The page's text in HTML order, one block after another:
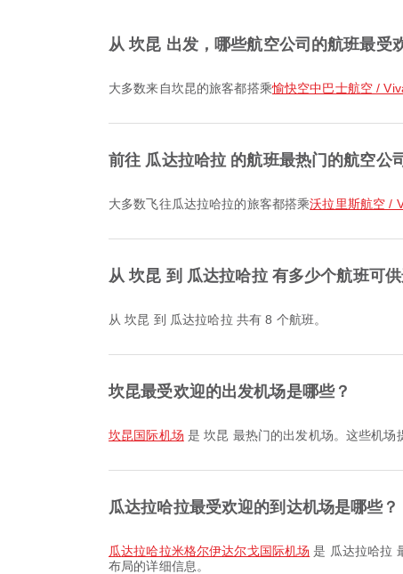
从 坎昆 出发，哪些航空公司的航班最受
大多数来自坎昆的旅客都搭乘愉快空中巴士航空 /
前往 瓜达拉哈拉 的航班最热门的航空公
大多数飞往瓜达拉哈拉的旅客都搭乘沃拉里斯航空 /
从 坎昆 到 瓜达拉哈拉 有多少个航班可供
从 坎昆 到 瓜达拉哈拉 共有 8 个航班。
坎昆最受欢迎的出发机场是哪些？
坎昆国际机场 是 坎昆 最热门的出发机场。这些机场
瓜达拉哈拉最受欢迎的到达机场是哪些？
瓜达拉哈拉米格尔伊达尔戈国际机场 是 瓜达拉哈拉
布局的详细信息。